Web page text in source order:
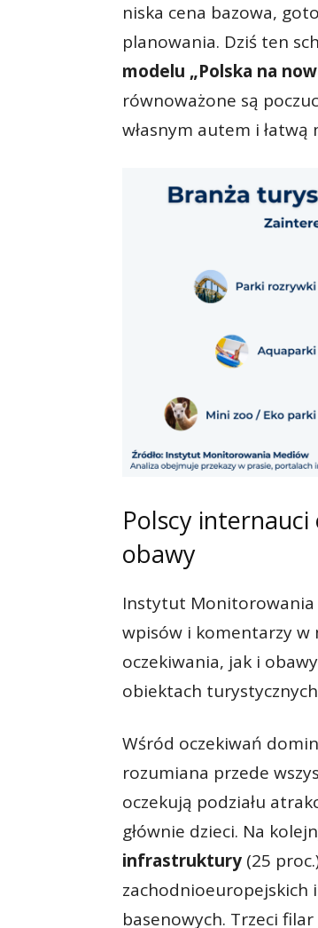
niska cena bazowa,
planowania. Dziś ten
modelu „Polska na
równoważone są
własnym autem i
Polscy
obawy
Instytut Monitorowania
wpisów i komentarzy w
oczekiwania, jak i
obiektach
Wśród oczekiwań
rozumiana przede
oczekują podziału
głównie dzieci. Na
infrastruktury (25
zachodnioeuropejskich
basenowych. Trzeci